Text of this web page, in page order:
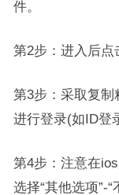
件。
第2步：进入后点
第3步：采取复制
进行登录(如ID登
第4步：注意在
选择“其他选项”-“